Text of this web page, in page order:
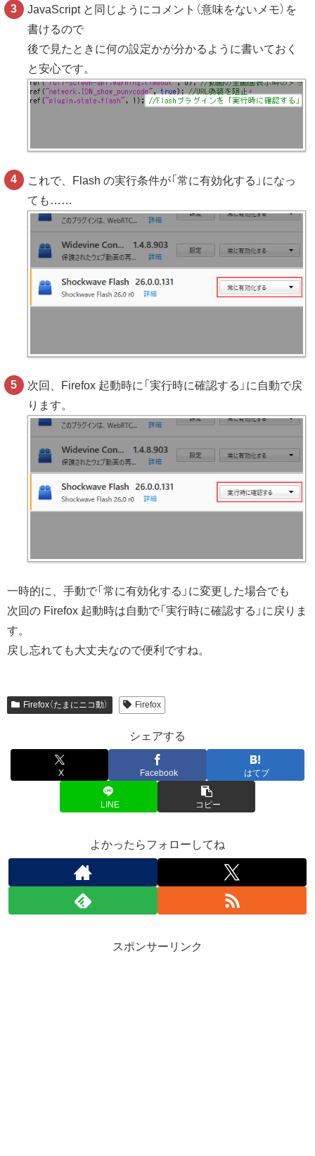
JavaScript と同じようにコメント（意味をないメモ）を
書けるので
後で見たときに何の設定かが分かるように書いておく
と安心です。
これで、Flash の実行条件が「常に有効化する」になっ
ても……
次回、Firefox 起動時に「実行時に確認する」に自動で戻
ります。
一時的に、手動で「常に有効化する」に変更した場合でも
次回の Firefox 起動時は自動で「実行時に確認する」に戻りま
す。
戻し忘れても大丈夫なので便利ですね。
Firefox（たまにニコ動） Firefox
シェアする
X Facebook はてブ
LINE コピー
よかったらフォローしてね
スポンサーリンク